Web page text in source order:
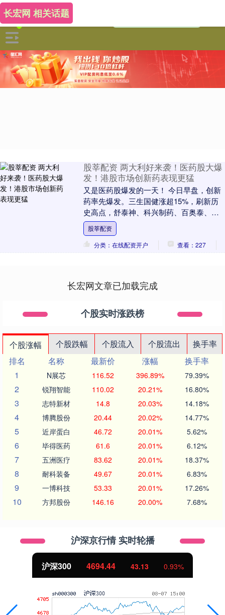
长宏网 相关话题
股莘配资 两大利好来袭！医药股大爆
发！港股市场创新药表现更猛
又是医药股爆发的一天！ 今日早盘，创新
药率先爆发。三生国健涨超15%，刷新历
史高点，舒泰神、科兴制药、百奥泰、君
实生物、键凯科技、贝达药业等涨幅靠
前。港股市场创....
股莘配资
分类：在线配资开户
查看：227
长宏网文章已加载完成
个股实时涨跌榜
个股涨幅 个股跌幅 个股流入 个股流出
换手率
排名
名称 最新价 涨幅
换手率
1
N展芯 116.52 396.89% 79.39%
2 锐翔智能 110.02 20.21% 16.80%
3 志特新材 14.8 20.03% 14.18%
4 博腾股份 20.44 20.02% 14.77%
5 近岸蛋白 46.72 20.01% 5.62%
6 毕得医药 61.6 20.01% 6.12%
7 五洲医疗 83.62 20.01% 18.37%
8 耐科装备 49.67 20.01% 6.83%
9 一博科技 53.33 20.01% 17.26%
10 方邦股份 146.16 20.00% 7.68%
沪深京行情 实时轮播
沪深300 4694.44 43.13 0.93%